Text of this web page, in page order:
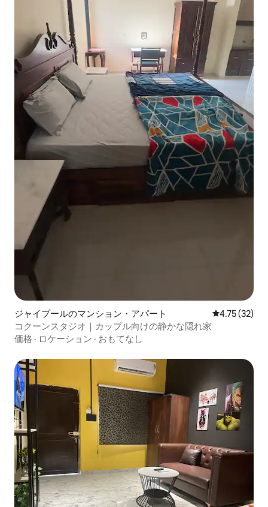
ジャイプールのマンション・アパート レビュー32
4.75 (32)
コクーンスタジオ｜カップル向けの静かな隠れ家
価格 · ロケーション · おもてなし